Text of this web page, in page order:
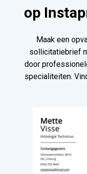
op
Maak een
sollicitatiebrief
door
specialiteiten.